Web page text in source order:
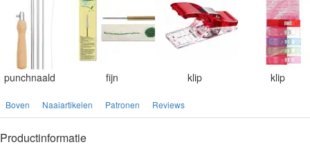
punchnaald fijn klip klip
Boven Naaiartikelen Patronen Reviews
Productinformatie